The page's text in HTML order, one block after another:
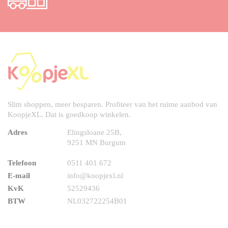
Slim shoppen, meer besparen. Profiteer van het ruime aanbod van
KoopjeXL. Dat is goedkoop winkelen.
Adres
Elingsloane 25B,
9251 MN Burgum
Telefoon
0511 401 672
E-mail
info@koopjexl.nl
KvK
52529436
BTW
NL032722254B01